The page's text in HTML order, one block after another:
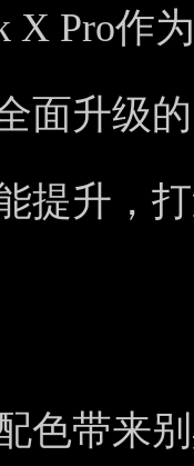
X Pro作
面升级
提升，
色带来